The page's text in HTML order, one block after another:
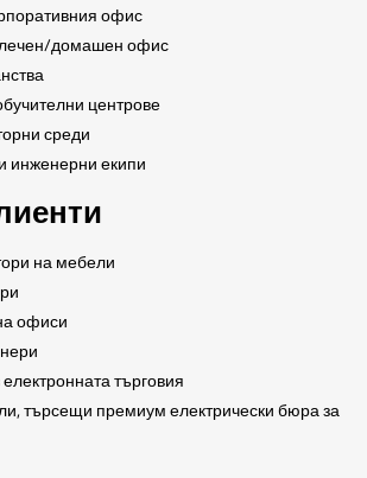
офис
домашен офис
центрове
среди
инженерни екипи
на мебели
офиси
търговия
търсещи премиум електрически бюра за